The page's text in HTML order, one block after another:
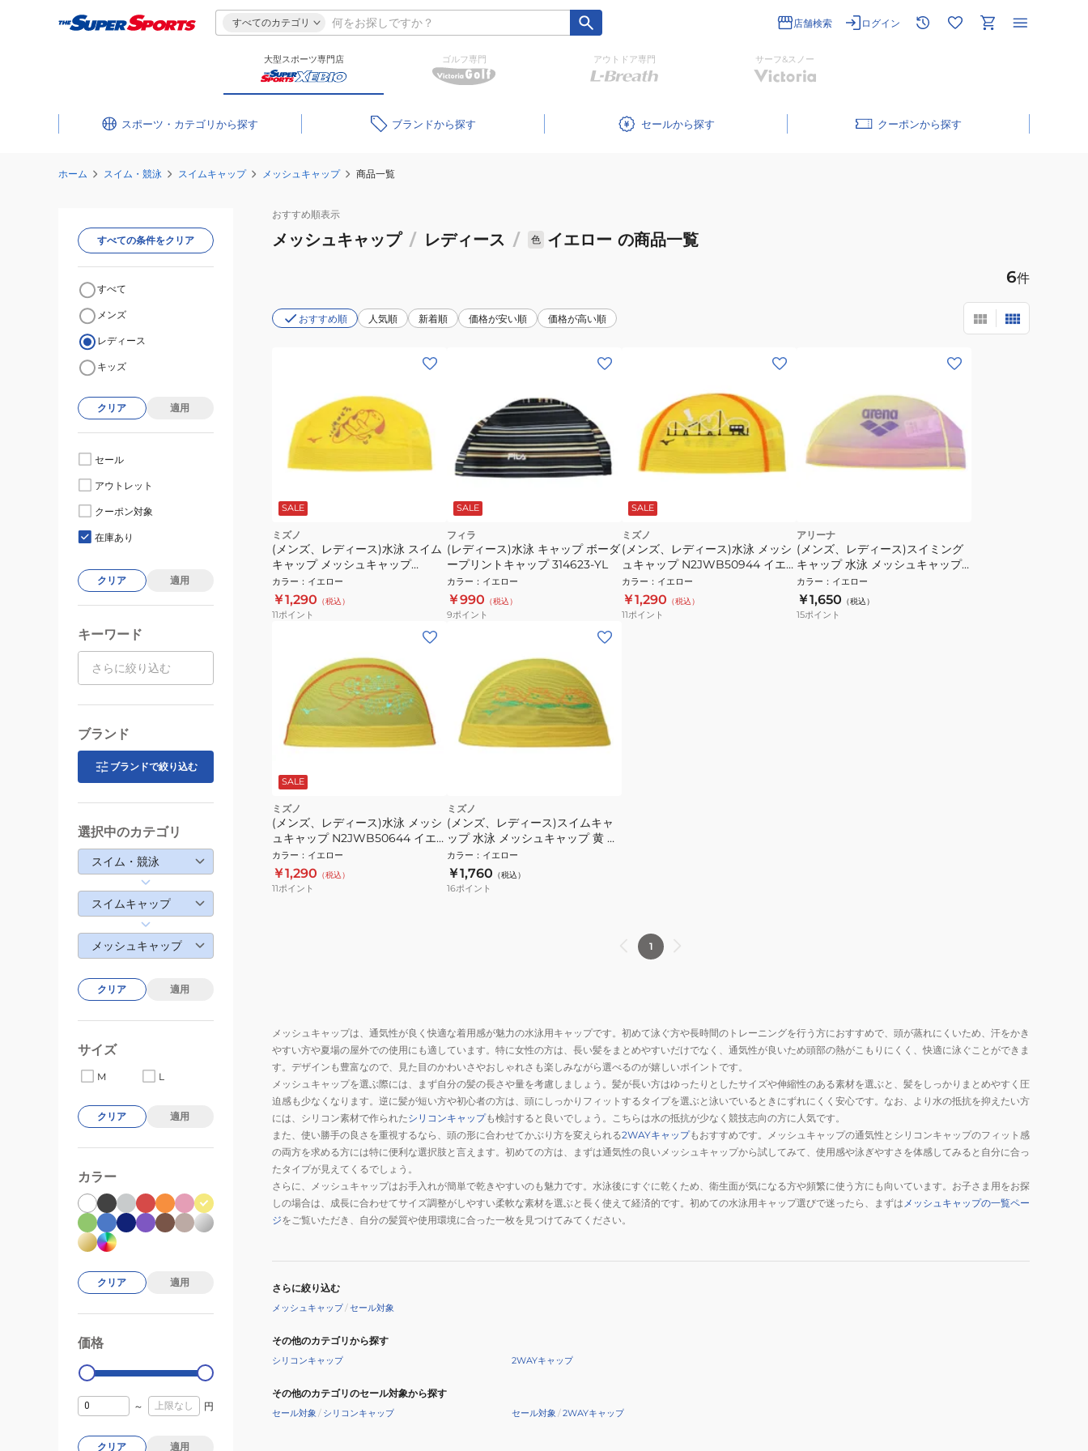
すべてのカテゴリ 店舗検索 ログイン
大型スポーツ専門店 ゴルフ専門 アウトドア専門 サーフ&スノー
スポーツ・カテゴリ ブランド セール クーポン
ホーム スイム・競泳 スイムキャップ メッシュキャップ 商品一覧
おすすめ順表示
メッシュキャップ / レディース / 色 イエロー の商品一覧
6件
おすすめ順 人気順 新着順 価格が安い順 価格が高い順
SALE
ミズノ
(メンズ、レディース)水泳 スイム
キャップ メッシュキャップ
N2JWB50344 イエロー
カラー ： イエロー
￥1,290 （税込）
11ポイント
SALE
フィラ
(レディース)水泳 キャップ ボーダ
ープリントキャップ 314623-YL
カラー ： イエロー
￥990 （税込）
9ポイント
SALE
ミズノ
(メンズ、レディース)水泳 メッシ
ュキャップ N2JWB50944 イエ
ロー
カラー ： イエロー
￥1,290 （税込）
11ポイント
アリーナ
(メンズ、レディース)スイミング
キャップ 水泳 メッシュキャップ
黄×紫 M-Lサイズ AS6FSC50U
YLPP メッシュ スイムキャップ
カラー ： イエロー
￥1,650 （税込）
15ポイント
SALE
ミズノ
(メンズ、レディース)水泳 メッシ
ュキャップ N2JWB50644 イエ
ロー
カラー ： イエロー
￥1,290 （税込）
11ポイント
ミズノ
(メンズ、レディース)スイムキャ
ップ 水泳 メッシュキャップ 黄 M-
Lサイズ N2JWD00344 スイミン
グキャップ メッシュ ナン
カラー ： イエロー
￥1,760 （税込）
16ポイント
1
メッシュキャップは、通気性が良く快適な着用感が魅力の水泳用キャップです。初めて泳ぐ方や長時間のトレーニングを行う方におすすめで、頭が蒸れにくいため、汗をかき
やすい方や夏場の屋外での使用にも適しています。特に女性の方は、長い髪をまとめやすいだけでなく、通気性が良いため頭部の熱がこもりにくく、快適に泳ぐことができま
す。デザインも豊富なので、見た目のかわいさやおしゃれさも楽しみながら選べるのが嬉しいポイントです。
メッシュキャップを選ぶ際には、まず自分の髪の長さや量を考慮しましょう。髪が長い方はゆったりとしたサイズや伸縮性のある素材を選ぶと、髪をしっかりまとめやすく圧
迫感も少なくなります。逆に髪が短い方や初心者の方は、頭にしっかりフィットするタイプを選ぶと泳いでいるときにずれにくく安心です。なお、より水の抵抗を抑えたい方
には、シリコン素材で作られたシリコンキャップも検討すると良いでしょう。こちらは水の抵抗が少なく競技志向の方に人気です。
また、使い勝手の良さを重視するなら、頭の形に合わせてかぶり方を変えられる2WAYキャップもおすすめです。メッシュキャップの通気性とシリコンキャップのフィット感
の両方を求める方には特に便利な選択肢と言えます。初めての方は、まずは通気性の良いメッシュキャップから試してみて、使用感や泳ぎやすさを体感してみると自分に合っ
たタイプが見えてくるでしょう。
さらに、メッシュキャップはお手入れが簡単で乾きやすいのも魅力です。水泳後にすぐに乾くため、衛生面が気になる方や頻繁に使う方にも向いています。お子さま用をお探
しの場合は、成長に合わせてサイズ調整がしやすい柔軟な素材を選ぶと長く使えて経済的です。初めての水泳用キャップ選びで迷ったら、まずは メッシュキャップの一覧ペー
ジをご覧いただき、自分の髪質や使用環境に合った一枚を見つけてみてください。
さらに絞り込む
メッシュキャップ/セール対象
その他のカテゴリから探す
シリコンキャップ 2WAYキャップ
その他のカテゴリのセール対象から探す
セール対象 / シリコンキャップ セール対象 /2WAYキャップ
すべての条件をクリア
すべて
メンズ
レディース
キッズ
クリア 適用
セール
アウトレット
クーポン対象
在庫あり
クリア 適用
キーワード
ブランド
ブランドで絞り込む
選択中のカテゴリ
スイム・競泳
スイムキャップ
メッシュキャップ
クリア 適用
サイズ
M L
クリア 適用
カラー
クリア 適用
価格
0
～ 円
クリア 適用